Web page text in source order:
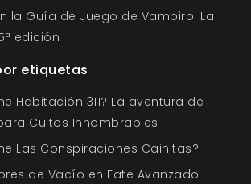
la Guía de Juego de Vampiro: La
edición
etiquetas
Habitación 311? La aventura de
Cultos Innombrables
Las Conspiraciones Cainitas?
de Vacío en Fate Avanzado